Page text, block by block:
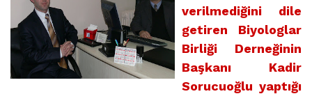
verilmediğini dile
getiren Biyologlar
Birliği Derneğinin
Başkanı Kadir
Sorucuoğlu yaptığı